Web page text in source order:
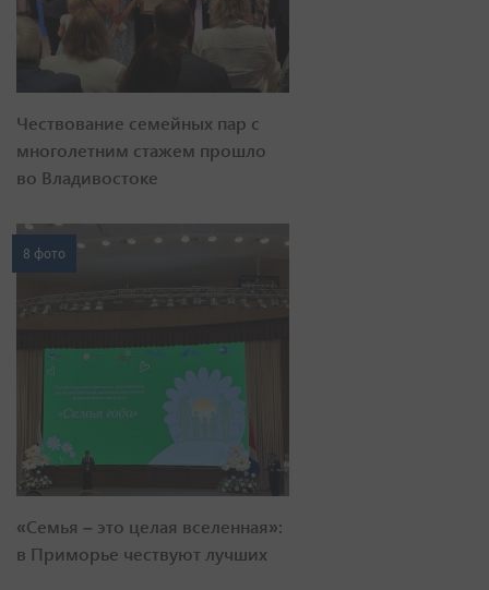
Чествование семейных пар с
многолетним стажем прошло
во Владивостоке
8 фото
«Семья – это целая вселенная»:
в Приморье чествуют лучших